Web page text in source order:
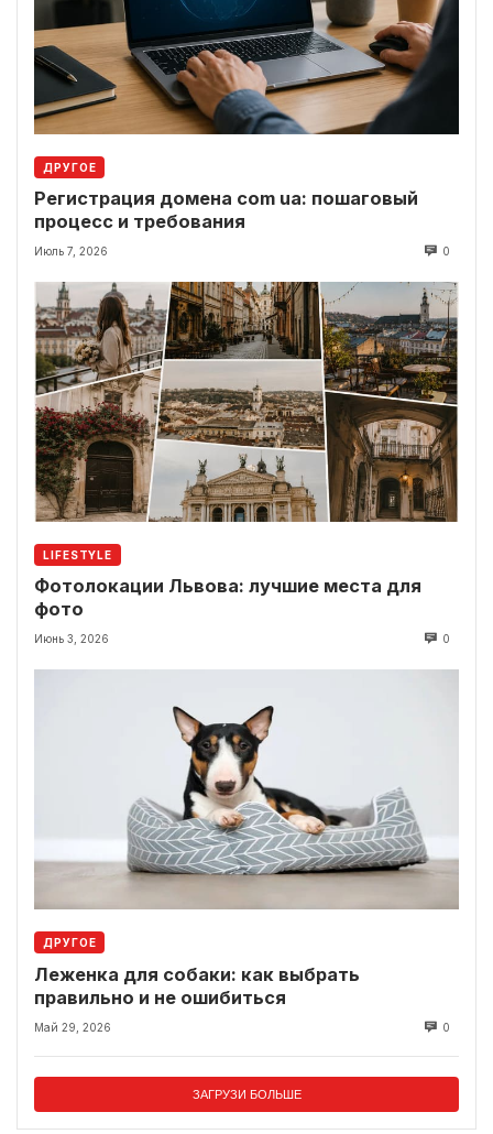
ДРУГОЕ
Регистрация домена com ua: пошаговый
процесс и требования
Июль 7, 2026 0
LIFESTYLE
Фотолокации Львова: лучшие места для
фото
Июнь 3, 2026 0
ДРУГОЕ
Леженка для собаки: как выбрать
правильно и не ошибиться
Май 29, 2026 0
ЗАГРУЗИ БОЛЬШЕ